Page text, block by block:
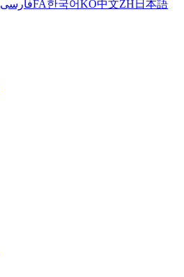
فارسیFA한국어KO中文ZH 日本語